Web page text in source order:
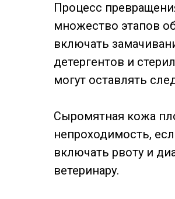
Процесс
множество этапов
включать
детергентов и
могут оставлять
Сыромятная кожа
непроходимость,
включать рвоту и
ветеринару.